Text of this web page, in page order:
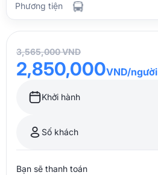
Phương tiện
3,565,000 VND
2,850,000VND/người
Khởi hành
Số khách
Bạn sẽ thanh toán